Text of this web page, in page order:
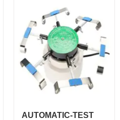
AUTOMATIC-TEST